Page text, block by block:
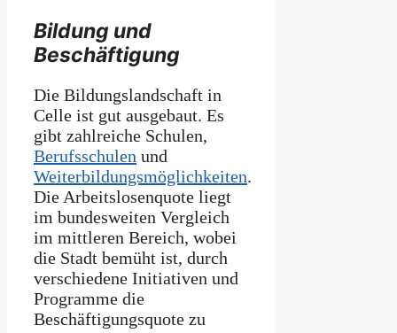
Bildung und
Beschäftigung
Die Bildungslandschaft in
Celle ist gut ausgebaut. Es
gibt zahlreiche Schulen,
Berufsschulen und
Weiterbildungsmöglichkeiten.
Die Arbeitslosenquote liegt
im bundesweiten Vergleich
im mittleren Bereich, wobei
die Stadt bemüht ist, durch
verschiedene Initiativen und
Programme die
Beschäftigungsquote zu